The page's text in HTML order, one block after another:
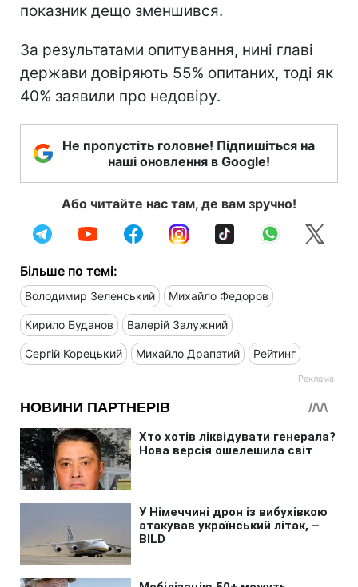
показник дещо зменшився.
За результатами опитування, нині главі
держави довіряють 55% опитаних, тоді як
40% заявили про недовіру.
Не пропустіть головне! Підпишіться на
наші оновлення в Google!
Або читайте нас там, де вам зручно!
Більше по темі:
Володимир Зеленський Михайло Федоров
Кирило Буданов Валерій Залужний
Сергій Корецький Михайло Драпатий Рейтинг